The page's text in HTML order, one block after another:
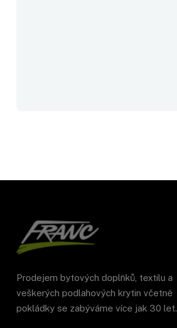
Prodejem bytových doplňků, textilu a
veškerých podlahových krytin včetně
pokládky se zabýváme více jak 30 let.